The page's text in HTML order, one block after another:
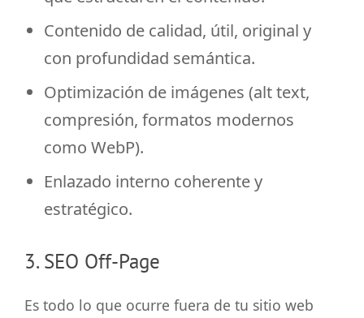
Contenido de calidad, útil, original y
con profundidad semántica.
Optimización de imágenes (alt text,
compresión, formatos modernos
como WebP).
Enlazado interno coherente y
estratégico.
3. SEO Off-Page
Es todo lo que ocurre fuera de tu sitio web